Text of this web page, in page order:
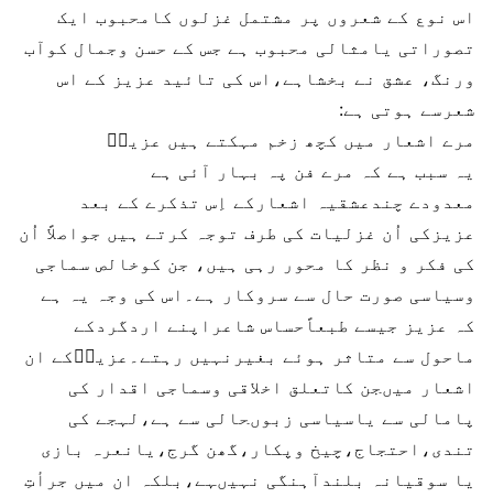
اس نوع کے شعروں پر مشتمل غزلوں کامحبوب ایک
تصوراتی یامثالی محبوب ہے جس کے حسن وجمال کوآب
ورنگ، عشق نے بخشاہے،اس کی تائید عزیز کے اس
شعرسے ہوتی ہے:
مرے اشعار میں کچھ زخم مہکتے ہیں عزیزؔ
یہ سبب ہے کہ مرے فن پہ بہار آئی ہے
معدودے چندعشقیہ اشعارکے اِس تذکرے کے بعد
عزیزکی اُن غزلیات کی طرف توجہ کرتے ہیں جواصلاً اُن
کی فکر و نظر کا محور رہی ہیں، جن کوخالص سماجی
وسیاسی صورت حال سے سروکار ہے۔اس کی وجہ یہ ہے
کہ عزیز جیسے طبعاًحساس شاعراپنے اردگردکے
ماحول سے متاثر ہوئے بغیرنہیں رہتے۔عزیزؔکے ان
اشعار میںجن کاتعلق اخلاقی وسماجی اقدار کی
پامالی سے یاسیاسی زبوںحالی سے ہے،لہجے کی
تندی،احتجاج،چیخ وپکار،گھن گرج،یانعرہ بازی
یا سوقیانہ بلندآہنگی نہیںہے،بلکہ ان میں جرأتِ